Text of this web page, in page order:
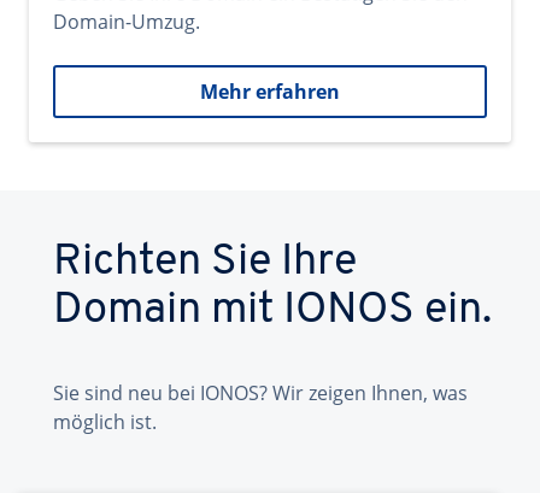
Domain-Umzug.
Mehr erfahren
Richten Sie Ihre
Domain mit IONOS ein.
Sie sind neu bei IONOS? Wir zeigen Ihnen, was
möglich ist.